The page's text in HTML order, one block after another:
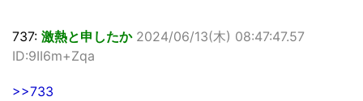
737: 激熱と申したか 2024/06/13(木) 08:47:47.57
ID:9II6m+Zqa
>>733